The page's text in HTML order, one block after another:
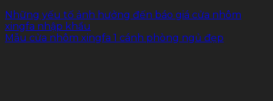
Những yếu tố ảnh hưởng đến báo giá cửa nhôm
xingfa nhập khẩu
Mẫu cửa nhôm xingfa 1 cánh phòng ngủ đẹp